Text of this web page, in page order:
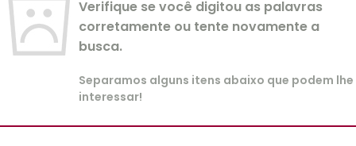
Verifique se você digitou as palavras
corretamente ou tente novamente a
busca.
Separamos alguns itens abaixo que podem lhe
interessar!